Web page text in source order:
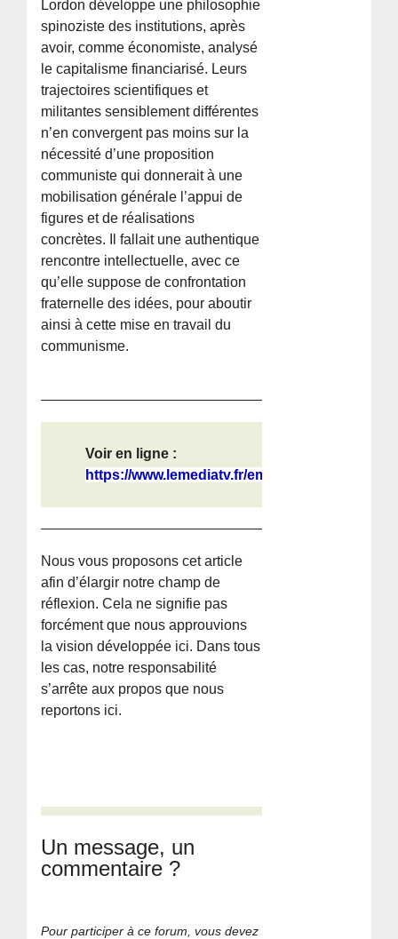
Lordon développe une philosophie
spinoziste des institutions, après
avoir, comme économiste, analysé
le capitalisme financiarisé. Leurs
trajectoires scientifiques et
militantes sensiblement différentes
n’en convergent pas moins sur la
nécessité d’une proposition
communiste qui donnerait à une
mobilisation générale l’appui de
figures et de réalisations
concrètes. Il fallait une authentique
rencontre intellectuelle, avec ce
qu’elle suppose de confrontation
fraternelle des idées, pour aboutir
ainsi à cette mise en travail du
communisme.
Voir en ligne :
https://www.lemediatv.fr/emissions/...
Nous vous proposons cet article
afin d’élargir notre champ de
réflexion. Cela ne signifie pas
forcément que nous approuvions
la vision développée ici. Dans tous
les cas, notre responsabilité
s’arrête aux propos que nous
reportons ici.
Un message, un
commentaire ?
Pour participer à ce forum, vous devez